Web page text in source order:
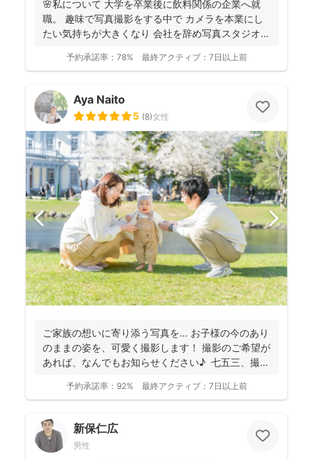
🌸私について 大学を卒業後に飲料関係の企業へ就
職。 趣味で写真撮影をする中で カメラを本業にし
たい気持ちが大きくなり 会社を辞め写真スタジオへ
予約承諾率： 78% 最終アクティブ： 7日以上前
Aya Naito
5 (8)女性
ご家族の想いに寄り添う写真を… お子様の今のあり
のままの姿を、可愛く撮影します！ 撮影のご希望が
あれば、なんでもお知らせください♪ 七五三、撮
予約承諾率： 92% 最終アクティブ： 7日以上前
新保仁広
男性